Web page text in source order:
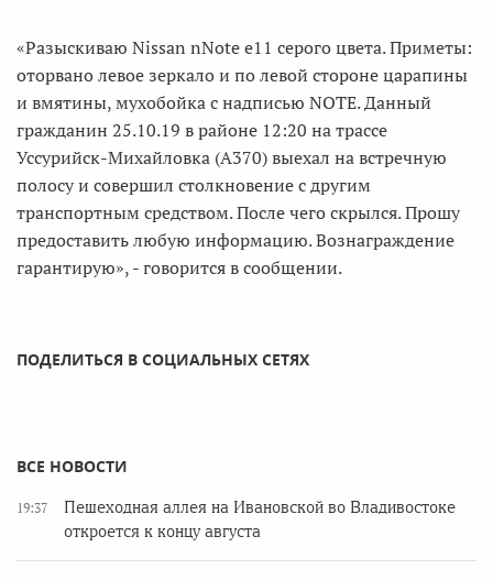
«Разыскиваю Nissan nNote e11 серого цвета. Приметы:
оторвано левое зеркало и по левой стороне царапины
и вмятины, мухобойка с надписью NOTE. Данный
гражданин 25.10.19 в районе 12:20 на трассе
Уссурийск-Михайловка (А370) выехал на встречную
полосу и совершил столкновение с другим
транспортным средством. После чего скрылся. Прошу
предоставить любую информацию. Вознаграждение
гарантирую», - говорится в сообщении.
ПОДЕЛИТЬСЯ В СОЦИАЛЬНЫХ СЕТЯХ
ВСЕ НОВОСТИ
19:37
Пешеходная аллея на Ивановской во Владивостоке
откроется к концу августа